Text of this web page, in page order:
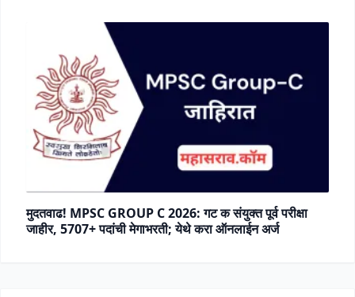
मुदतवाढ! MPSC GROUP C 2026: गट क संयुक्त पूर्व परीक्षा
जाहीर, 5707+ पदांची मेगाभरती; येथे करा ऑनलाईन अर्ज